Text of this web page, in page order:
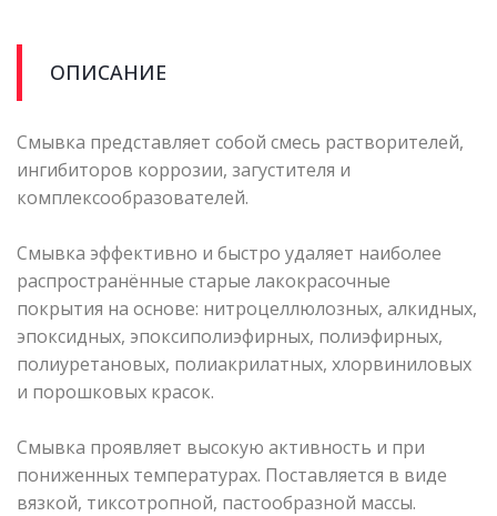
ОПИСАНИЕ
Смывка представляет собой смесь растворителей,
ингибиторов коррозии, загустителя и
комплексообразователей.
Смывка эффективно и быстро удаляет наиболее
распространённые старые лакокрасочные
покрытия на основе: нитроцеллюлозных, алкидных,
эпоксидных, эпоксиполиэфирных, полиэфирных,
полиуретановых, полиакрилатных, хлорвиниловых
и порошковых красок.
Смывка проявляет высокую активность и при
пониженных температурах. Поставляется в виде
вязкой, тиксотропной, пастообразной массы.